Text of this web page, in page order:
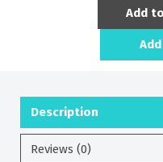
Add
Description
Reviews (0)